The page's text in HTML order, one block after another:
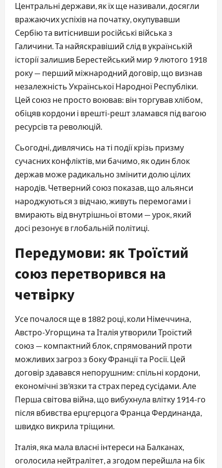
Центральні держави, як їх ще називали, досягли
вражаючих успіхів на початку, окупувавши
Сербію та витіснивши російські війська з
Галичини. Та найяскравіший слід в українській
історії залишив Берестейський мир 9 лютого 1918
року — перший міжнародний договір, що визнав
незалежність Української Народної Республіки.
Цей союз не просто воював: він торгував хлібом,
обіцяв кордони і врешті-решт зламався під вагою
ресурсів та революцій.
Сьогодні, дивлячись на ті події крізь призму
сучасних конфліктів, ми бачимо, як один блок
держав може радикально змінити долю цілих
народів. Четверний союз показав, що альянси
народжуються з відчаю, живуть перемогами і
вмирають від внутрішньої втоми — урок, який
досі резонує в глобальній політиці.
Передумови: як Троїстий
союз перетворився на
четвірку
Усе почалося ще в 1882 році, коли Німеччина,
Австро-Угорщина та Італія утворили Троїстий
союз — компактний блок, спрямований проти
можливих загроз з боку Франції та Росії. Цей
договір здавався непорушним: спільні кордони,
економічні зв’язки та страх перед сусідами. Але
Перша світова війна, що вибухнула влітку 1914-го
після вбивства ерцгерцога Франца Фердинанда,
швидко викрила тріщини.
Італія, яка мала власні інтереси на Балканах,
оголосила нейтралітет, а згодом перейшла на бік